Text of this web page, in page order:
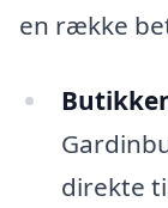
en række
direkte